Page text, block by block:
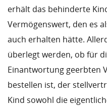
erhält das behinderte
Vermögenswert, den es
auch erhalten hätte.
überlegt werden, ob für
Einantwortung geerbten
bestellen ist, der
Kind sowohl die